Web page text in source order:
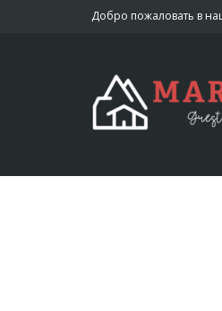
Добро пожаловать в